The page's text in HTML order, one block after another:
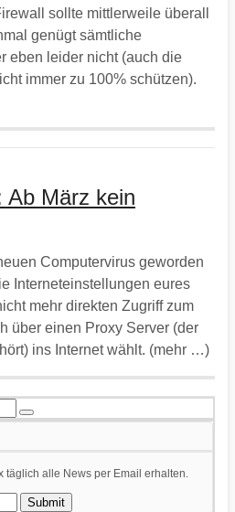
sollte mittlerweile überall
genügt sämtliche
eben leider nicht (auch die
immer zu 100% schützen).
Ab März kein
Computervirus geworden
Interneteinstellungen eures
mehr direkten Zugriff zum
über einen Proxy Server (der
ins Internet wählt. (mehr …)
alle News per Email erhalten.